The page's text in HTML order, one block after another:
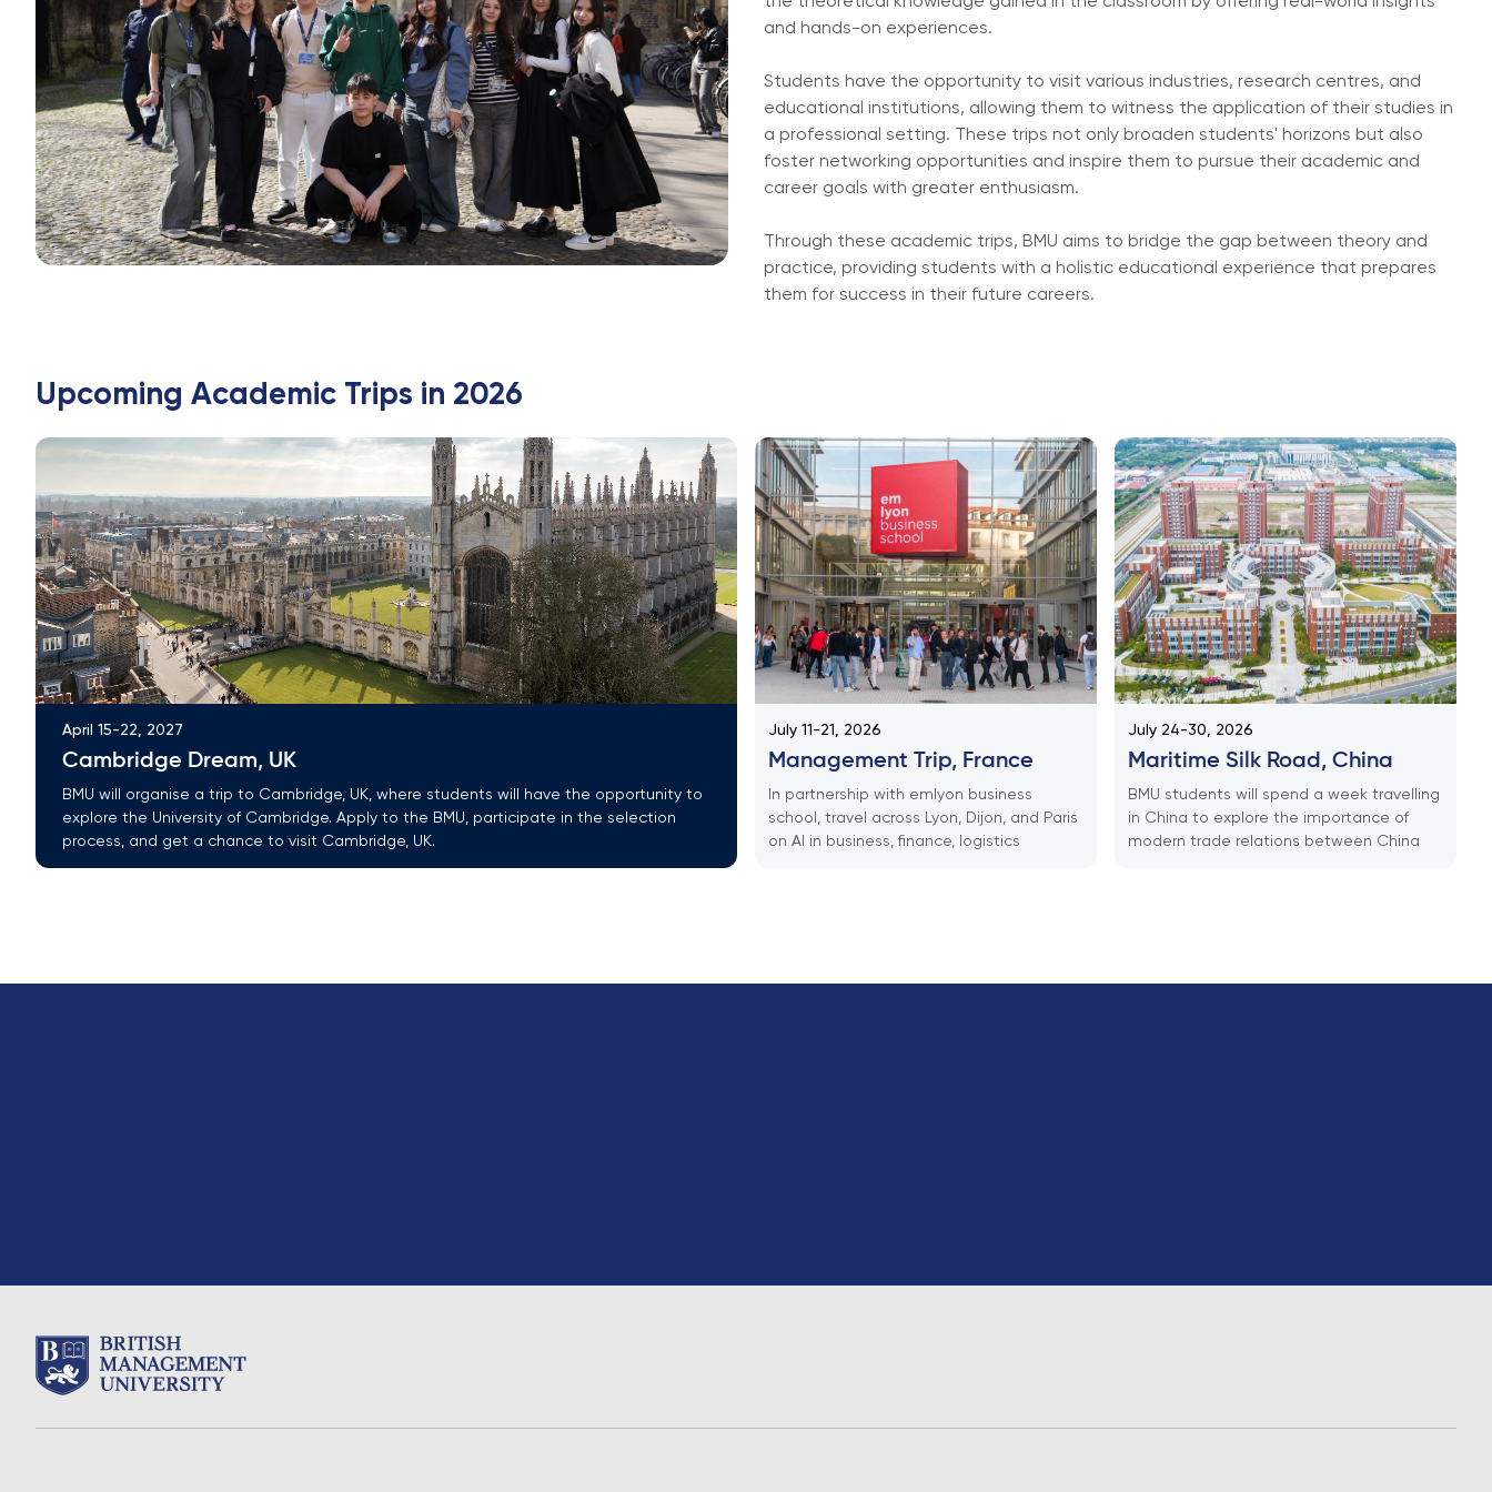
конкурсе
and hands-on experiences.
Students have the opportunity to visit various industries, research centres, and
educational institutions, allowing them to witness the application of their studies in
a professional setting. These trips not only broaden students' horizons but also
foster networking opportunities and inspire them to pursue their academic and
career goals with greater enthusiasm.
Through these academic trips, BMU aims to bridge the gap between theory and
practice, providing students with a holistic educational experience that prepares
them for success in their future careers.
Upcoming Academic Trips in 2026
April 15-22, 2027
Cambridge Dream, UK
BMU will organise a trip to Cambridge, UK, where students will have the opportunity to
explore the University of Cambridge. Apply to the BMU, participate in the selection
process, and get a chance to visit Cambridge, UK.
July 11-21, 2026
Management Trip, France
In partnership with emlyon business
school, travel across Lyon, Dijon, and Paris
on AI in business, finance, logistics
July 24-30, 2026
Maritime Silk Road, China
BMU students will spend a week travelling
in China to explore the importance of
modern trade relations between China